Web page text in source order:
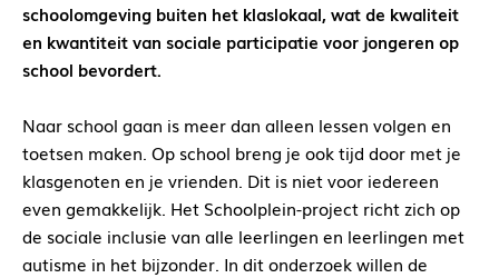
schoolomgeving buiten het klaslokaal, wat de kwaliteit
en kwantiteit van sociale participatie voor jongeren op
school bevordert.
Naar school gaan is meer dan alleen lessen volgen en
toetsen maken. Op school breng je ook tijd door met je
klasgenoten en je vrienden. Dit is niet voor iedereen
even gemakkelijk. Het Schoolplein-project richt zich op
de sociale inclusie van alle leerlingen en leerlingen met
autisme in het bijzonder. In dit onderzoek willen de